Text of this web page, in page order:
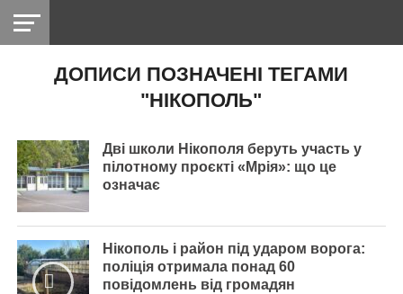
НІКОПОЛЬ
РАДІО
ДОПИСИ ПОЗНАЧЕНІ ТЕГАМИ
"НІКОПОЛЬ"
Дві школи Нікополя беруть участь у
пілотному проєкті «Мрія»: що це
означає
Нікополь і район під ударом ворога:
поліція отримала понад 60
повідомлень від громадян